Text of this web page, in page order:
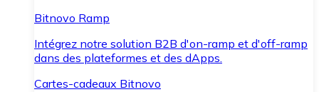
Bitnovo Ramp
Intégrez notre solution B2B d'on-ramp et d'off-ramp
dans des plateformes et des dApps.
Cartes-cadeaux Bitnovo